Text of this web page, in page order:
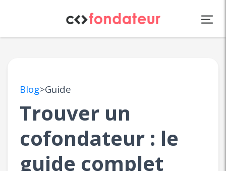
Blog>Guide
Trouver un
cofondateur : le
guide complet